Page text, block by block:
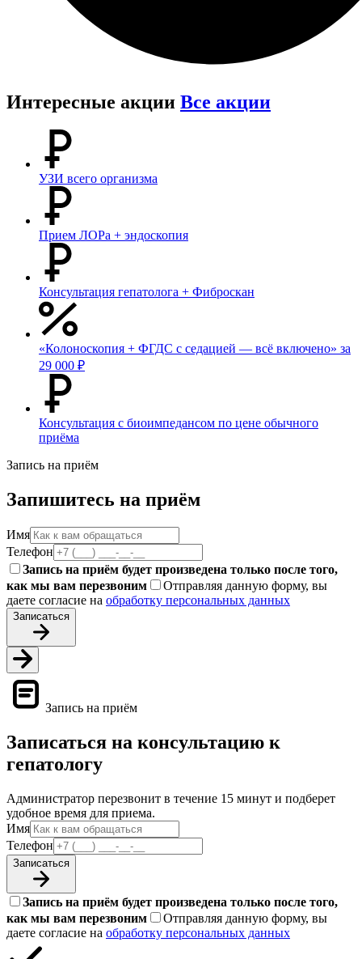
Интересные акции Все акции
УЗИ всего организма
Прием ЛОРа + эндоскопия
Консультация гепатолога + Фиброскан
«Колоноскопия + ФГДС с седацией — всё включено» за
29 000 ₽
Консультация с биоимпедансом по цене обычного
приёма
Запись на приём
Запишитесь на приём
Имя
Телефон
Запись на приём будет произведена только после того,
как мы вам перезвоним
Отправляя данную форму, вы
даете согласие на обработку персональных данных
Записаться
Запись на приём
Записаться на консультацию к
гепатологу
Администратор перезвонит в течение 15 минут и подберет
удобное время для приема.
Имя
Телефон
Записаться
Запись на приём будет произведена только после того,
как мы вам перезвоним
Отправляя данную форму, вы
даете согласие на обработку персональных данных